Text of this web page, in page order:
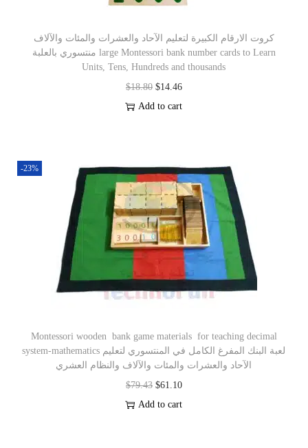
كروت الارقام الكبيرة لتعليم الآحاد والعشرات والمئات والآلاف
منتسوري بالعلبة large Montessori bank number cards to Learn
Units, Tens, Hundreds and thousands
$18.80 $14.46
Add to cart
-23%
Montessori wooden bank game materials for teaching decimal
system-mathematics لعبة البنك المفرغ الكامل في المنتسوري لتعليم
الآحاد والعشرات والمئات والآلاف والنظام العشري
$79.43 $61.10
Add to cart